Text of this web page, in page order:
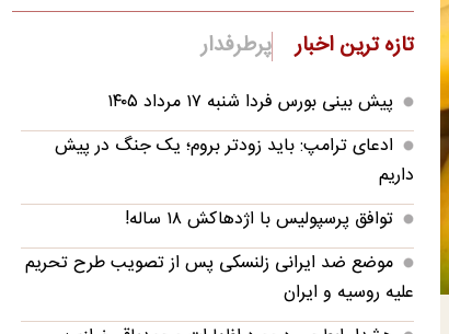
تازه ترین اخبار پرطرفدار
پیش بینی بورس فردا شنبه ۱۷ مرداد ۱۴۰۵
ادعای ترامپ: باید زودتر بروم؛ یک جنگ در پیش
داریم
توافق پرسپولیس با اژدهاکش ۱۸ ساله!
موضع ضد ایرانی زلنسکی پس از تصویب طرح تحریم
علیه روسیه و ایران